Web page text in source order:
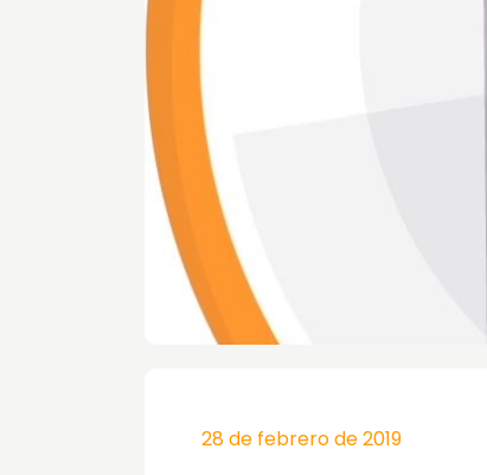
28 de febrero de 2019